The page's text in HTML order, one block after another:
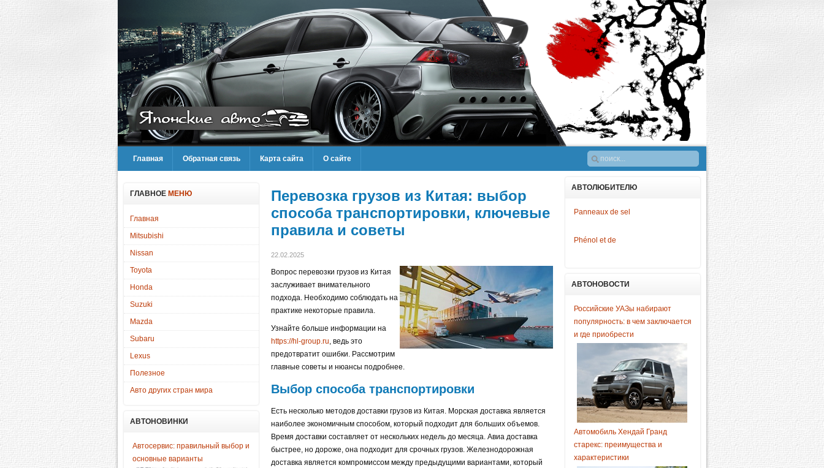
Главная Обратная связь Карта сайта О сайте
ГЛАВНОЕ МЕНЮ
Главная
Mitsubishi
Nissan
Toyota
Honda
Suzuki
Mazda
Subaru
Lexus
Полезное
Авто других стран мира
АВТОНОВИНКИ
Автосервис: правильный выбор и
основные варианты
Перевозка грузов из Китая: выбор
способа транспортировки, ключевые
правила и советы
22.02.2025
Вопрос перевозки грузов из Китая
заслуживает внимательного
подхода. Необходимо соблюдать на
практике некоторые правила.
Узнайте больше информации на
https://hl-group.ru, ведь это
предотвратит ошибки. Рассмотрим
главные советы и нюансы подробнее.
Выбор способа транспортировки
Есть несколько методов доставки грузов из Китая. Морская доставка является
наиболее экономичным способом, который подходит для больших объемов.
Время доставки составляет от нескольких недель до месяца. Авиа доставка
быстрее, но дороже, она подходит для срочных грузов. Железнодорожная
доставка является компромиссом между предыдущими вариантами, который
АВТОЛЮБИТЕЛЮ
Panneaux de sel
Phénol et de
АВТОНОВОСТИ
Российские УАЗы набирают
популярность: в чем заключается
и где приобрести
Автомобиль Хендай Гранд
старекс: преимущества и
характеристики